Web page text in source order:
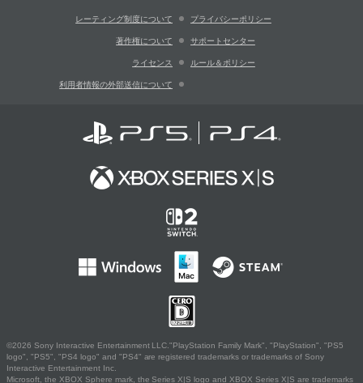
レーティング制度について プライバシーポリシー
著作権について サポートセンター
ライセンス ルール＆ポリシー
利用者情報の外部送信について
©2026 Sony Interactive Entertainment LLC."PlayStation Family Mark", "PlayStation", "PS5
logo", "PS5", "PS4 logo" and "PS4" are registered trademarks or trademarks of Sony
Interactive Entertainment Inc.
Microsoft, the XBOX Sphere mark, the Series X|S logo and XBOX Series X|S are trademarks